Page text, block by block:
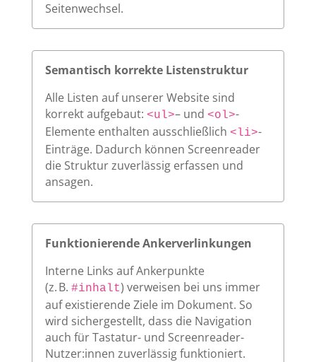
Seitenwechsel.
Semantisch korrekte Listenstruktur
Alle Listen auf unserer Website sind
korrekt aufgebaut: <ul>– und <ol>-
Elemente enthalten ausschließlich <li>-
Einträge. Dadurch können Screenreader
die Struktur zuverlässig erfassen und
ansagen.
Funktionierende Ankerverlinkungen
Interne Links auf Ankerpunkte
(z. B. #inhalt) verweisen bei uns immer
auf existierende Ziele im Dokument. So
wird sichergestellt, dass die Navigation
auch für Tastatur- und Screenreader-
Nutzer:innen zuverlässig funktioniert.